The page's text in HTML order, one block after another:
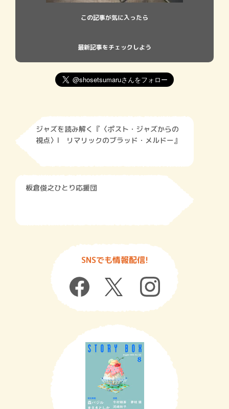
この記事が気に入ったら
最新記事をチェックしよう
ジャズを読み解く『〈ポスト・ジャズからの
視点〉I リマリックのブラッド・メルドー』
板倉俊之ひとり応援団
SNSでも情報配信!